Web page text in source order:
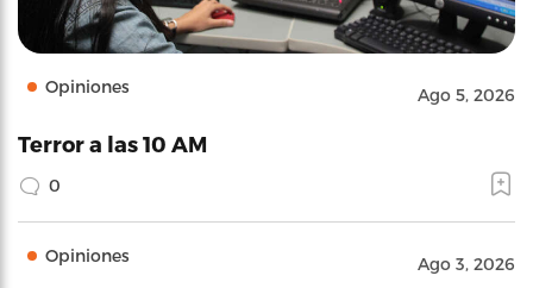
Opiniones Ago 5, 2026
Terror a las 10 AM
0
Opiniones Ago 3, 2026